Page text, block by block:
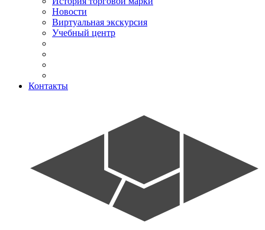
Новости
Виртуальная экскурсия
Учебный центр
Контакты